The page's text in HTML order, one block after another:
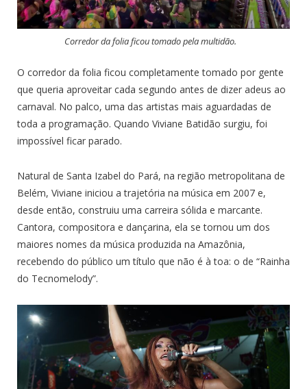
Corredor da folia ficou tomado pela multidão.
O corredor da folia ficou completamente tomado por gente
que queria aproveitar cada segundo antes de dizer adeus ao
carnaval. No palco, uma das artistas mais aguardadas de
toda a programação. Quando Viviane Batidão surgiu, foi
impossível ficar parado.
Natural de Santa Izabel do Pará, na região metropolitana de
Belém, Viviane iniciou a trajetória na música em 2007 e,
desde então, construiu uma carreira sólida e marcante.
Cantora, compositora e dançarina, ela se tornou um dos
maiores nomes da música produzida na Amazônia,
recebendo do público um título que não é à toa: o de “Rainha
do Tecnomelody”.